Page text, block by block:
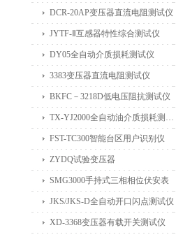
DCR-20AP变压器直流电阻测试仪
JYTF-Ⅱ互感器特性综合测试仪
DY05全自动介质损耗测试仪
3383变压器直流电阻测试仪
BKFC－3218D低电压阻抗测试仪
TX-YJ2000全自动油介质损耗测试仪
FST-TC300智能台区用户识别仪
ZYDQ试验变压器
SMG3000手持式三相相位伏安表
JKS/JKS-D全自动开口闪点测试仪
XD-3368变压器有载开关测试仪